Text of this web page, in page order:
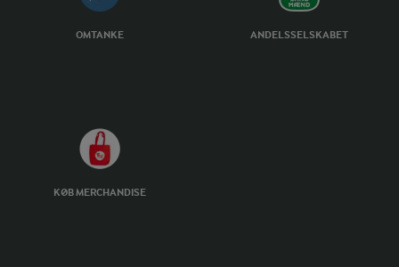
OMTANKE ANDELSSELSKABET
KØB MERCHANDISE